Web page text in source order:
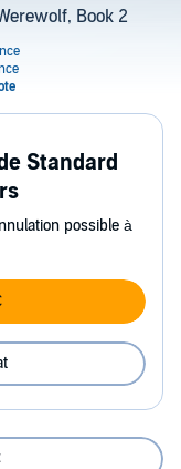
Book 2
Standard
possible à